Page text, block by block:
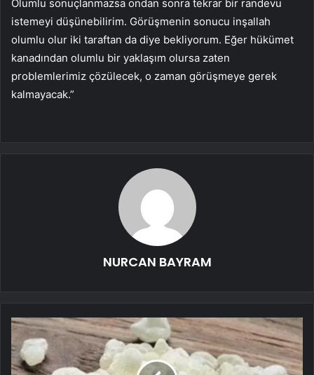
Olumlu sonuçlanmazsa ondan sonra tekrar bir randevu
istemeyi düşünebilirim. Görüşmenin sonucu inşallah
olumlu olur iki taraftan da diye bekliyorum. Eğer hükümet
kanadından olumlu bir yaklaşım olursa zaten
problemlerimiz çözülecek, o zaman görüşmeye gerek
kalmayacak.”
NURCAN BAYRAM